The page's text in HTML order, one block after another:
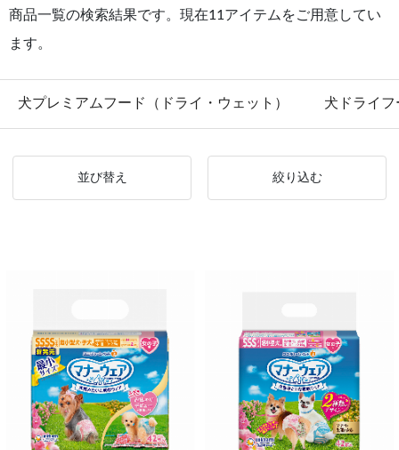
商品一覧の検索結果です。現在11アイテムをご用意してい
ます。
犬プレミアムフード（ドライ・ウェット） 犬ドライフ
並び替え 絞り込む